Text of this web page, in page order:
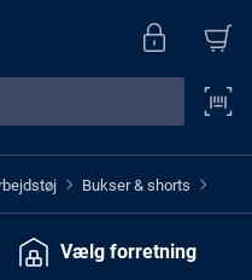
> Bukser & shorts >
Vælg forretning